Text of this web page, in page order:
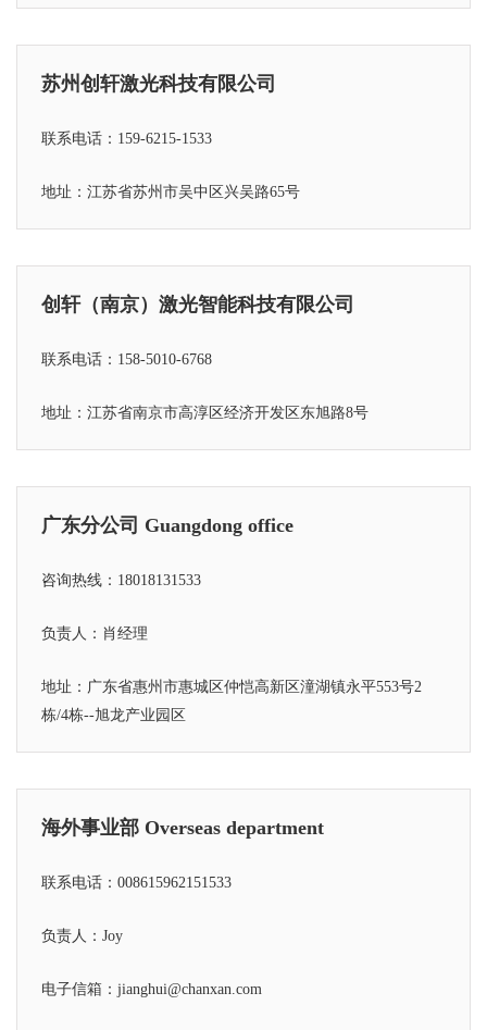
苏州创轩激光科技有限公司
联系电话：159-6215-1533
地址：江苏省苏州市吴中区兴吴路65号
创轩（南京）激光智能科技有限公司
联系电话：158-5010-6768
地址：江苏省南京市高淳区经济开发区东旭路8号
广东分公司 Guangdong office
咨询热线：18018131533
负责人：肖经理
地址：广东省惠州市惠城区仲恺高新区潼湖镇永平553号2
栋/4栋--旭龙产业园区
海外事业部 Overseas department
联系电话：008615962151533
负责人：Joy
电子信箱：jianghui@chanxan.com